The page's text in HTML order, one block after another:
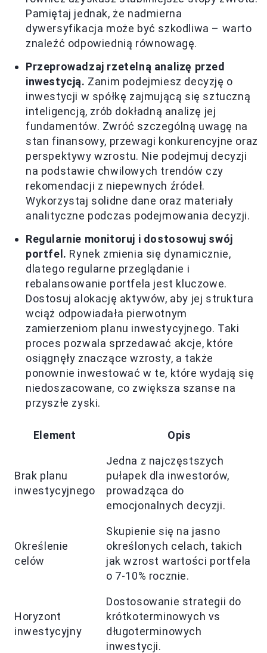
Pamiętaj jednak, że nadmierna
dywersyfikacja może być szkodliwa – warto
znaleźć odpowiednią równowagę.
Przeprowadzaj rzetelną analizę przed
inwestycją. Zanim podejmiesz decyzję o
inwestycji w spółkę zajmującą się sztuczną
inteligencją, zrób dokładną analizę jej
fundamentów. Zwróć szczególną uwagę na
stan finansowy, przewagi konkurencyjne oraz
perspektywy wzrostu. Nie podejmuj decyzji
na podstawie chwilowych trendów czy
rekomendacji z niepewnych źródeł.
Wykorzystaj solidne dane oraz materiały
analityczne podczas podejmowania decyzji.
Regularnie monitoruj i dostosowuj swój
portfel. Rynek zmienia się dynamicznie,
dlatego regularne przeglądanie i
rebalansowanie portfela jest kluczowe.
Dostosuj alokację aktywów, aby jej struktura
wciąż odpowiadała pierwotnym
zamierzeniom planu inwestycyjnego. Taki
proces pozwala sprzedawać akcje, które
osiągnęły znaczące wzrosty, a także
ponownie inwestować w te, które wydają się
niedoszacowane, co zwiększa szanse na
przyszłe zyski.
Element Opis
Brak planu
inwestycyjnego
Jedna z najczęstszych
pułapek dla inwestorów,
prowadząca do
emocjonalnych decyzji.
Określenie
celów
Skupienie się na jasno
określonych celach, takich
jak wzrost wartości portfela
o 7-10% rocznie.
Horyzont
inwestycyjny
Dostosowanie strategii do
krótkoterminowych vs
długoterminowych
inwestycji.